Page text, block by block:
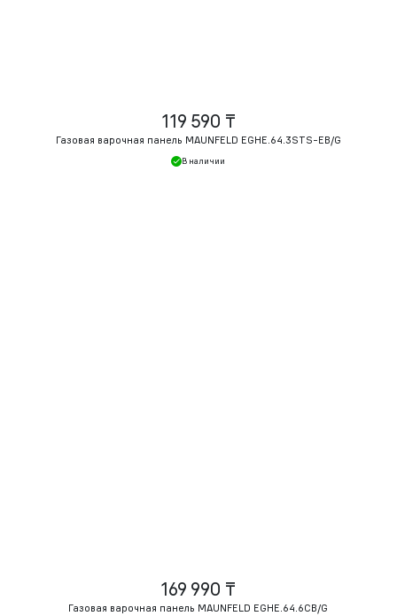
119 590 ₸
Газовая варочная панель MAUNFELD EGHE.64.3STS-EB/G
В наличии
169 990 ₸
Газовая варочная панель MAUNFELD EGHE.64.6CB/G